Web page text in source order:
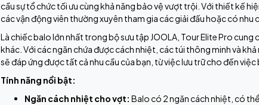
cầu sự tổ chức tối ưu cùng khả năng bảo vệ vượt trội. Với thiết kế
các vận động viên thường xuyên tham gia các giải đấu hoặc có nhu
Là chiếc balo lớn nhất trong bộ sưu tập JOOLA, Tour Elite Pro
khác. Với các ngăn chứa được cách nhiệt, các túi thông minh và
sẽ đáp ứng được tất cả nhu cầu của bạn, từ việc lưu trữ cho đến
Tính năng nổi bật:
Ngăn cách nhiệt cho vợt: Balo có 2 ngăn cách nhiệt, có